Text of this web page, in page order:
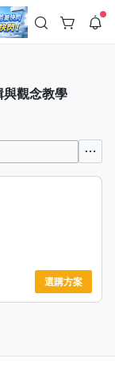
快閃活動
、再贈最高
級 📈⭐️ 【冷氣房
活動期間：
\ 再加碼 /→ 點數回饋
回饋 1% 點數✅ 滿
Line@ 專屬活動，加
播」！
觀念教學
選購方案